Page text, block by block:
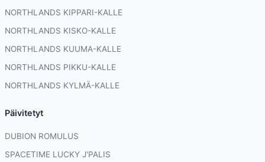
NORTHLANDS KIPPARI-KALLE
NORTHLANDS KISKO-KALLE
NORTHLANDS KUUMA-KALLE
NORTHLANDS PIKKU-KALLE
NORTHLANDS KYLMÄ-KALLE
Päivitetyt
DUBION ROMULUS
SPACETIME LUCKY J'PALIS